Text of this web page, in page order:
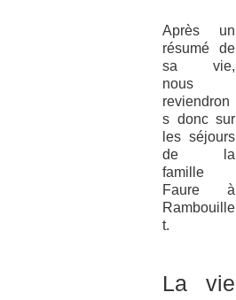
Après un
résumé de
sa vie,
nous
reviendron
s donc sur
les séjours
de la
famille
Faure à
Rambouille
t.
La vie